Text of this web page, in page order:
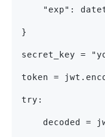
"exp":
}
secret_key =
token =
try:
decoded =